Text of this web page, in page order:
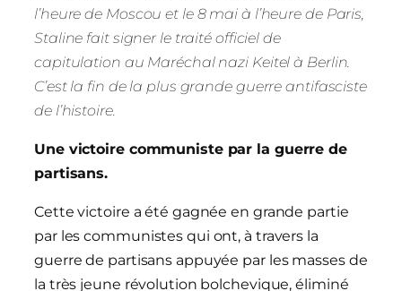
l’heure de Moscou et le 8 mai à l’heure de Paris,
Staline fait signer le traité officiel de
capitulation au Maréchal nazi Keitel à Berlin.
C’est la fin de la plus grande guerre antifasciste
de l’histoire.
Une victoire communiste par la guerre de
partisans.
Cette victoire a été gagnée en grande partie
par les communistes qui ont, à travers la
guerre de partisans appuyée par les masses de
la très jeune révolution bolchevique, éliminé